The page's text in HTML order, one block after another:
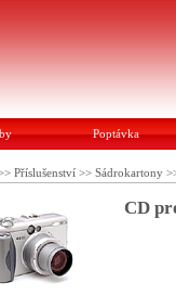
Poptávka
Příslušenství >> Sádrokartony
CD